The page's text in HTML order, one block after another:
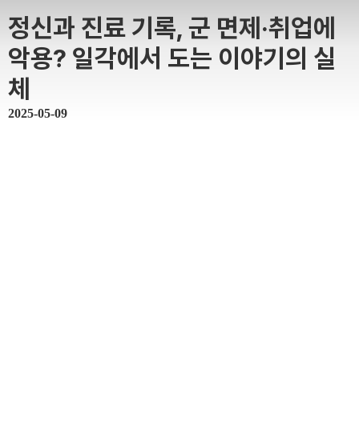
정신과 진료 기록, 군 면제·취업에
악용? 일각에서 도는 이야기의 실
체
2025-05-09